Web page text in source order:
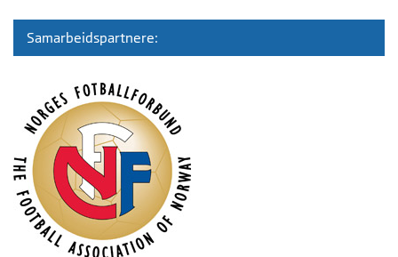
Samarbeidspartnere: